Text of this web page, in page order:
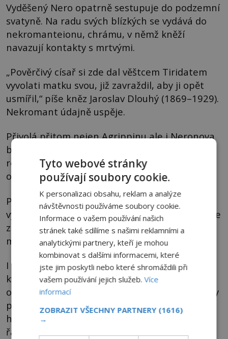
Vyděšený Nero opatrně sestupuje do podzemní
svatyně. Na radu svých blízkých se vydává do
nekromanteionu, chrámu, v němž kněží
navazují kontakty s mrtvými.
„Pověrčivý císař si zde dal věštcem Tiridatem
vyvolati matku svou, již zavraždil, aby ji opět
usmířil,“ píše kněz Jaroslav Dlouhý (1869–1929).
Nekromant údajně uspěje.
Přivolá přitom nejen Agrippinu ale i Neronova
bratra Britannica (41–55), kterého dal císař
rovněž zavraždit. A za pomoci magického
obřadu se s nimi panovník udobří.
Podle řady historiků Tiridatus jen císaře zbavil
výčitek svědomí a tomu se tak přestalo o matce
zdát. Problém je v tom, že Agrippinin přízrak
mělo spatřit více lidí.
I po Tiridatově zásahu se prý navíc každý rok v
květnu, kdy Římané slavili svátek mrtvých,
objevoval na hřbitově v Misenu. Duše císařovny
prý nemohla najít klid nejen kvůli spáchaným
hříchům, ale zejména proto, že se jí nedostalo
řádného pohřbu.
Tyto webové stránky
používají soubory cookie.
K personalizaci obsahu, reklam a analýze
návštěvnosti používáme soubory cookie.
Informace o vašem používání našich
stránek také sdílíme s našimi reklamními a
analytickými partnery, kteří je mohou
kombinovat s dalšími informacemi, které
jste jim poskytli nebo které shromáždili při
vašem používání jejich služeb.Více
informací
ZOBRAZIT VŠECHNY PARTNERY (1616)
→